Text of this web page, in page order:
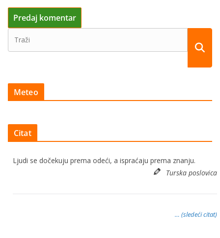
Meteo
Citat
Ljudi se dočekuju prema odeći, a ispraćaju prema znanju.
Turska poslovica
… (sledeći citat)